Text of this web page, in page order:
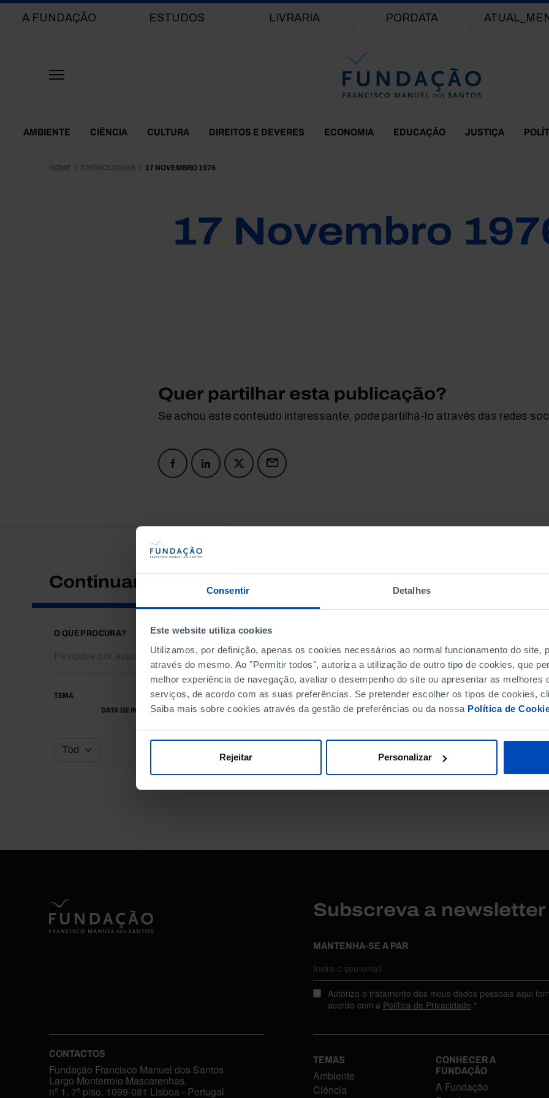
Consentir Detalhes
Este website utiliza cookies
Utilizamos, por definição, apenas os cookies necessários ao normal funcionamento do site,
através do mesmo. Ao "Permitir todos", autoriza a utilização de outro tipo de cookies, que
melhor experiência de navegação, avaliar o desempenho do site ou apresentar as melhores
serviços, de acordo com as suas preferências. Se pretender escolher os tipos de cookies,
Saiba mais sobre cookies através da gestão de preferências ou da nossa Política de
Rejeitar Personalizar
Main navigation
A FUNDAÇÃO ESTUDOS LIVRARIA PORDATA
Themes Menu
AMBIENTE CIÊNCIA CULTURA DIREITOS E DEVERES ECONOMIA EDUCAÇÃO JUSTIÇA
HOME CRONOLOGIAS 17 NOVEMBRO 1976
17 Novembro
Quer partilhar esta publicação?
Se achou este conteúdo interessante, pode partilhá-lo através das redes
Continuar a pesquisar
O QUE PROCURA?
TEMA
DATA DE INÍCIO
DATA DE FIM
Subscreva a
MANTENHA-SE A PAR
Autorizo o tratamento dos meus dados pessoais aqui
acordo com a Política de Privacidade.*
CONTACTOS
Fundação Francisco Manuel dos Santos
Largo Monterroio Mascarenhas,
nº 1, 7º piso, 1099-081 Lisboa - Portugal
TEMAS
Ambiente
Ciência
CONHECER A
FUNDAÇÃO
A Fundação